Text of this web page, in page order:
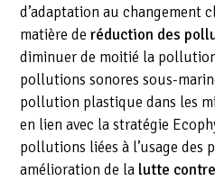
d’adaptation au changement
matière de réduction des
diminuer de moitié la
pollutions sonores sous-
pollution plastique dans les
en lien avec la stratégie
pollutions liées à l’usage des
amélioration de la lutte